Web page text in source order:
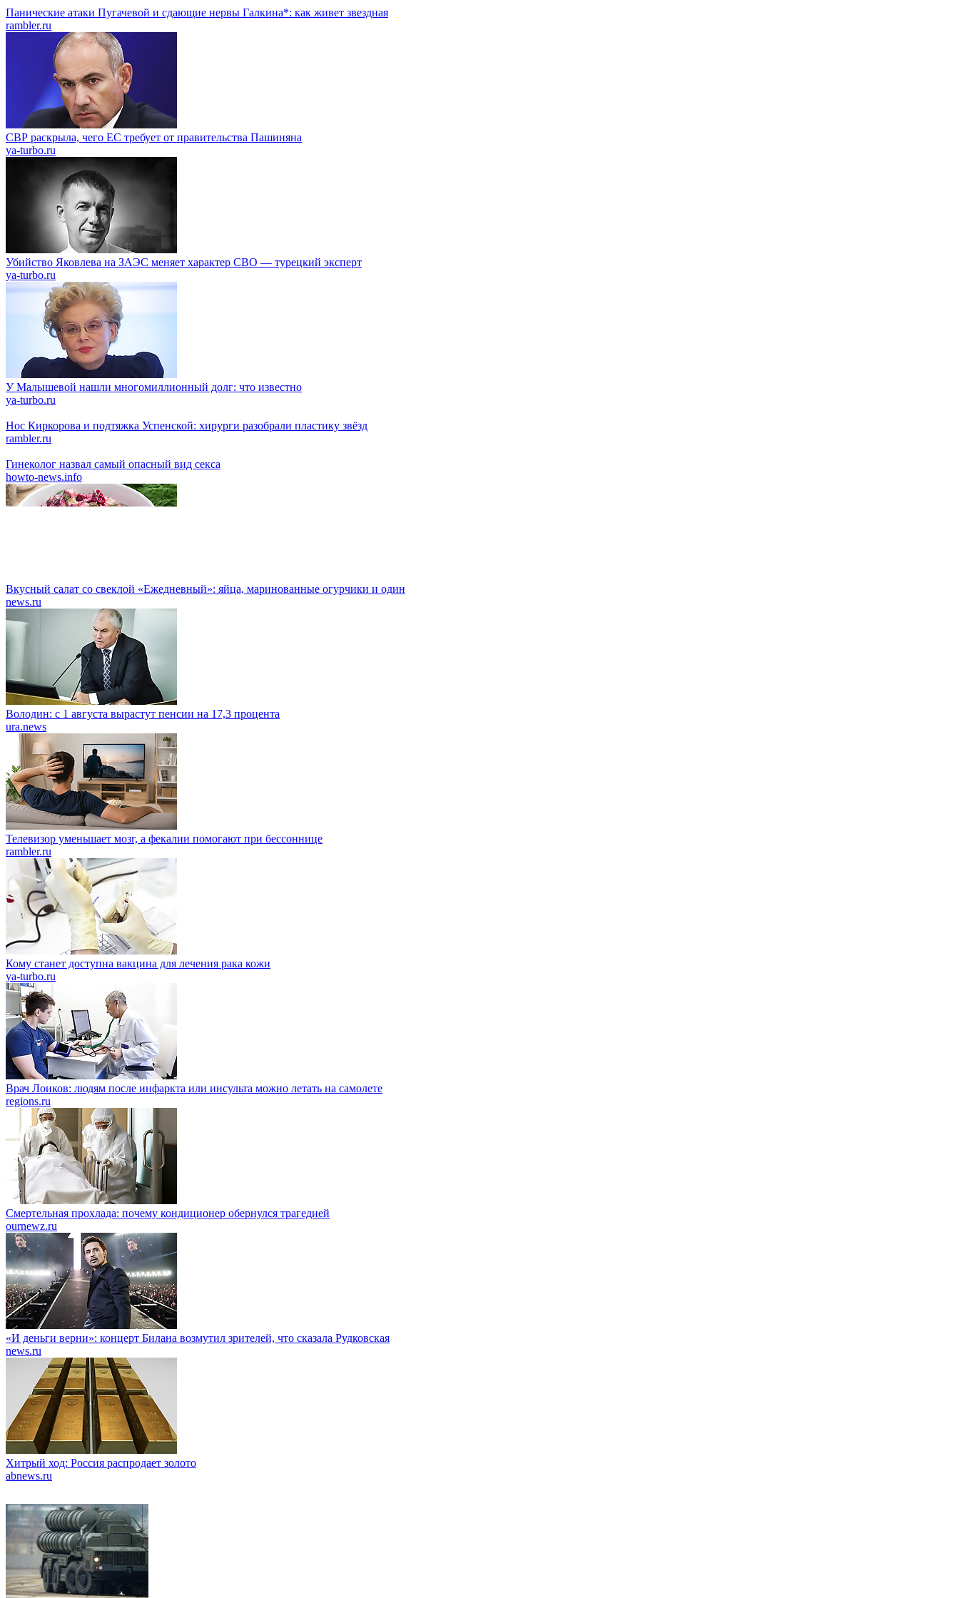
Панические атаки Пугачевой и сдающие нервы Галкина*: как живет звездная
rambler.ru
СВР раскрыла, чего ЕС требует от правительства Пашиняна
ya-turbo.ru
Убийство Яковлева на ЗАЭС меняет характер СВО — турецкий эксперт
ya-turbo.ru
У Малышевой нашли многомиллионный долг: что известно
ya-turbo.ru
Нос Киркорова и подтяжка Успенской: хирурги разобрали пластику звёзд
rambler.ru
Гинеколог назвал самый опасный вид секса
howto-news.info
Вкусный салат со свеклой «Ежедневный»: яйца, маринованные огурчики и один
news.ru
Володин: с 1 августа вырастут пенсии на 17,3 процента
ura.news
Телевизор уменьшает мозг, а фекалии помогают при бессоннице
rambler.ru
Кому станет доступна вакцина для лечения рака кожи
ya-turbo.ru
Врач Лоиков: людям после инфаркта или инсульта можно летать на самолете
regions.ru
Смертельная прохлада: почему кондиционер обернулся трагедией
ournewz.ru
«И деньги верни»: концерт Билана возмутил зрителей, что сказала Рудковская
news.ru
Хитрый ход: Россия распродает золото
abnews.ru